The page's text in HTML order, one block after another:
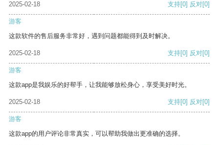
2025-02-18
支持[0] 反对[0]
游客
这款软件的售后服务非常好，遇到问题都能得到及时解决。
2025-02-18 支持[0] 反对[0]
游客
这款app是我娱乐的好帮手，让我能够放松身心，享受美好时光。
2025-02-18 支持[0] 反对[0]
游客
这款app的用户评论非常真实，可以帮助我做出更准确的选择。